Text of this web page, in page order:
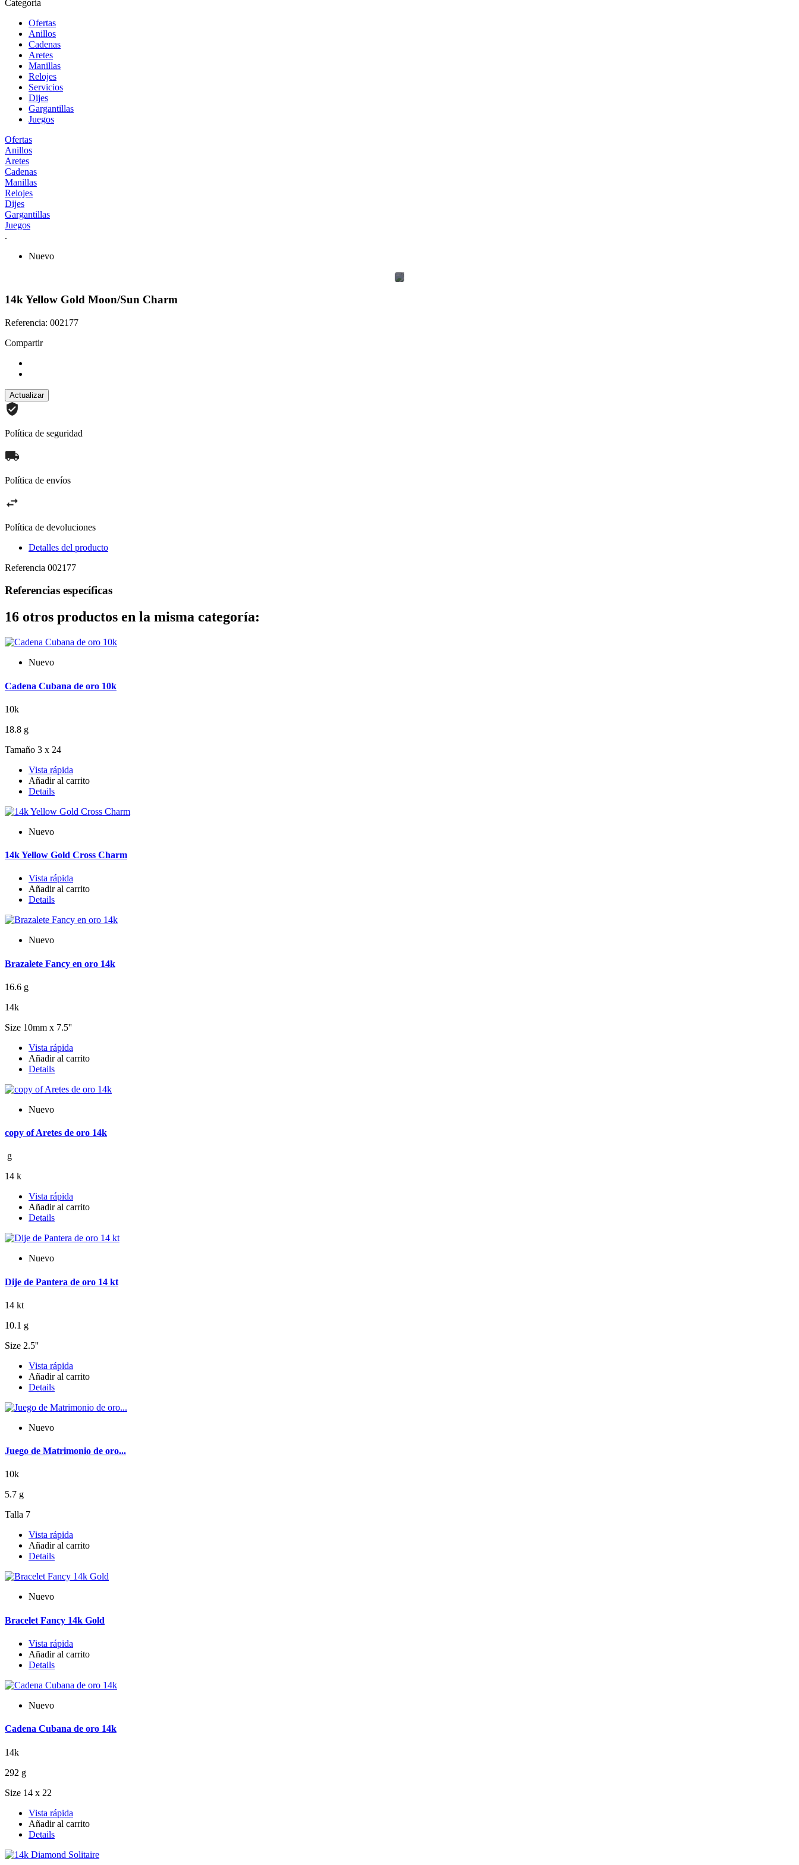
Categoría
Ofertas
Anillos
Cadenas
Aretes
Manillas
Relojes
Servicios
Dijes
Gargantillas
Juegos
Ofertas
Anillos
Aretes
Cadenas
Manillas
Relojes
Dijes
Gargantillas
Juegos
.
Nuevo
14k Yellow Gold Moon/Sun Charm
Referencia: 002177
Compartir
Política de seguridad
Política de envíos
Política de devoluciones
Detalles del producto
Referencia 002177
Referencias específicas
16 otros productos en la misma categoría:
Nuevo
Cadena Cubana de oro 10k
10k
18.8 g
Tamaño 3 x 24
Vista rápida
Añadir al carrito
Details
Nuevo
14k Yellow Gold Cross Charm
Vista rápida
Añadir al carrito
Details
Nuevo
Brazalete Fancy en oro 14k
16.6 g
14k
Size 10mm x 7.5''
Vista rápida
Añadir al carrito
Details
Nuevo
copy of Aretes de oro 14k
g
14 k
Vista rápida
Añadir al carrito
Details
Nuevo
Dije de Pantera de oro 14 kt
14 kt
10.1 g
Size 2.5''
Vista rápida
Añadir al carrito
Details
Nuevo
Juego de Matrimonio de oro...
10k
5.7 g
Talla 7
Vista rápida
Añadir al carrito
Details
Nuevo
Bracelet Fancy 14k Gold
Vista rápida
Añadir al carrito
Details
Nuevo
Cadena Cubana de oro 14k
14k
292 g
Size 14 x 22
Vista rápida
Añadir al carrito
Details